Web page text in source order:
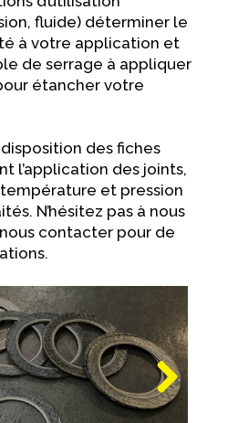
fluide) déterminer le
à votre application et
de serrage à appliquer
étancher votre
des fiches
l’application des joints,
et pression
N’hésitez pas à nous
contacter pour de
Next